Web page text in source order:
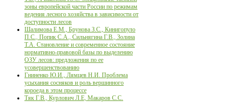
зоны европейской части России по режимам
ведения лесного хозяйства в зависимости от
доступности лесов
Шалимова Е.М., Брунова З.С., Кинигопуло
П.С., Попик С.А., Сильнягина Г.В., Золина
Т.А. Становление и современное состояние
нормативно-правовой базы по выделению
ОЗУ лесов: предложения по ее
усовершенствованию
Гниненко Ю.И., Лямцев Н.И. Проблема
усыхания сосняков и роль вершинного
короеда в этом процессе
Тяк Г.В., Курлович Л.Е, Макаров С.С.